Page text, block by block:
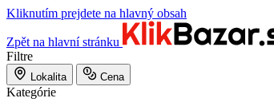
Kliknutím prejdete na hlavný obsah
Zpět na hlavní stránku
Filtre
Lokalita Cena
Kategórie